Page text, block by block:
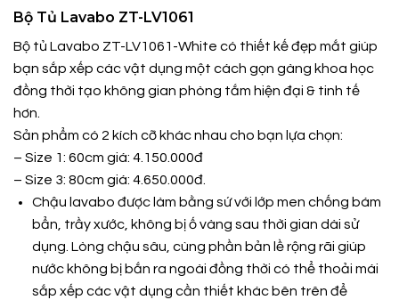
Bộ Tủ Lavabo ZT-LV1061
Bộ tủ Lavabo ZT-LV1061-White có thiết kế đẹp mắt giúp
bạn sắp xếp các vật dụng một cách gọn gàng khoa học
đồng thời tạo không gian phòng tắm hiện đại & tinh tế
hơn.
Sản phẩm có 2 kích cỡ khác nhau cho bạn lựa chọn:
– Size 1: 60cm giá: 4.150.000đ
– Size 3: 80cm giá: 4.650.000đ.
Chậu lavabo được làm bằng sứ với lớp men chống bám
bẩn, trầy xước, không bị ố vàng sau thời gian dài sử
dụng. Lòng chậu sâu, cùng phần bản lề rộng rãi giúp
nước không bị bắn ra ngoài đồng thời có thể thoải mái
sắp xếp các vật dụng cần thiết khác bên trên để